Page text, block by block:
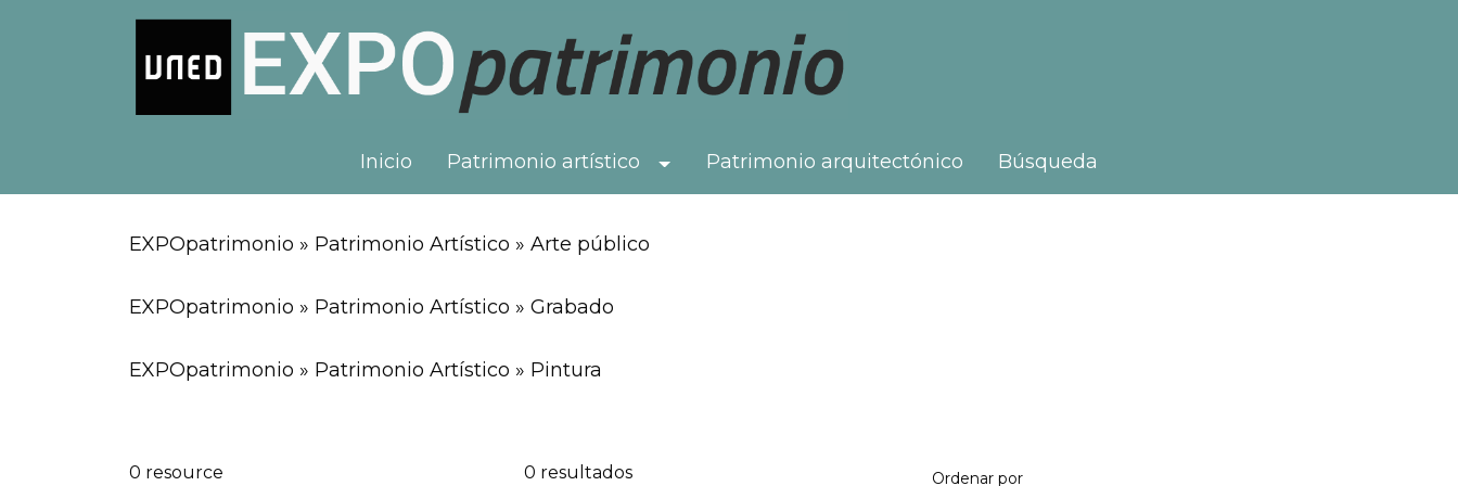
Inicio Patrimonio artístico Toggle Dropdown
Patrimonio arquitectónico Búsqueda
EXPOpatrimonio » Patrimonio Artístico » Arte público
EXPOpatrimonio » Patrimonio Artístico » Grabado
EXPOpatrimonio » Patrimonio Artístico » Pintura
0 resource 0 resultados Ordenar por